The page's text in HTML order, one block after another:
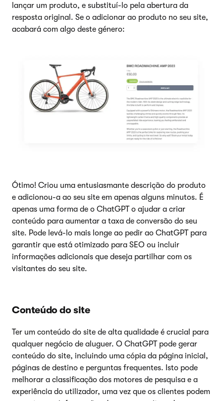
lançar um produto, e substituí-lo pela abertura da
resposta original. Se o adicionar ao produto no seu site,
acabará com algo deste género:
Ótimo! Criou uma entusiasmante descrição do produto
e adicionou-a ao seu site em apenas alguns minutos. É
apenas uma forma de o ChatGPT o ajudar a criar
conteúdo para aumentar a taxa de conversão do seu
site. Pode levá-lo mais longe ao pedir ao ChatGPT para
garantir que está otimizado para SEO ou incluir
informações adicionais que deseja partilhar com os
visitantes do seu site.
Conteúdo do site
Ter um conteúdo do site de alta qualidade é crucial para
qualquer negócio de aluguer. O ChatGPT pode gerar
conteúdo do site, incluindo uma cópia da página inicial,
páginas de destino e perguntas frequentes. Isto pode
melhorar a classificação dos motores de pesquisa e a
experiência do utilizador, uma vez que os clientes podem